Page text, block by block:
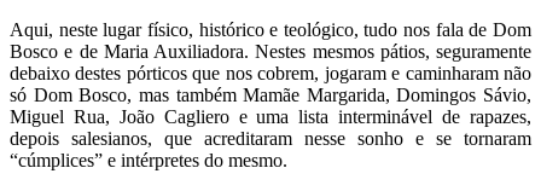
Aqui, neste lugar físico, histórico e teológico, tudo nos fala de Dom
Bosco e de Maria Auxiliadora. Nestes mesmos pátios, seguramente
debaixo destes pórticos que nos cobrem, jogaram e caminharam não
só Dom Bosco, mas também Mamãe Margarida, Domingos Sávio,
Miguel Rua, João Cagliero e uma lista interminável de rapazes,
depois salesianos, que acreditaram nesse sonho e se tornaram
“cúmplices” e intérpretes do mesmo.